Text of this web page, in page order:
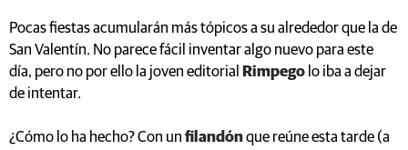
Pocas fiestas acumularán más tópicos a su alrededor que la de
San Valentín. No parece fácil inventar algo nuevo para este
día, pero no por ello la joven editorial
Rimpego lo iba a dejar
de intentar.
¿Cómo lo ha hecho? Con un filandónque reúne esta tarde (a